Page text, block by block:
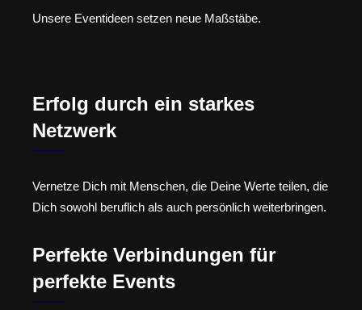
Unsere Eventideen setzen neue Maßstäbe.
Erfolg durch ein starkes
Netzwerk
Vernetze Dich mit Menschen, die Deine Werte teilen, die
Dich sowohl beruflich als auch persönlich weiterbringen.
Perfekte Verbindungen für
perfekte Events